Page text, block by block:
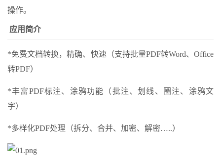
操作。
应用简介
*免费文档转换，精确、快速（支持批量PDF转Word、Office
转PDF）
*丰富PDF标注、涂鸦功能（批注、划线、圈注、涂鸦文
字）
*多样化PDF处理（拆分、合并、加密、解密…..）